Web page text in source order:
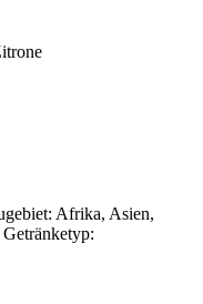
Afrika, Asien,